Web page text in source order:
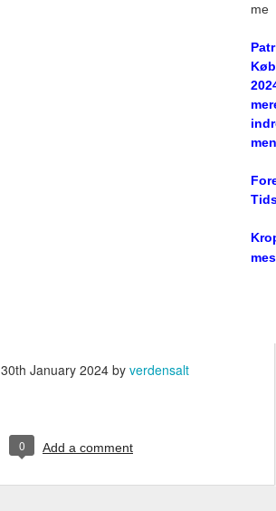
me
30th January 2024 by verdensalt
0 Add a comment